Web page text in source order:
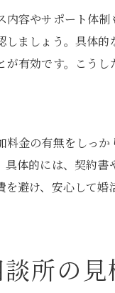
容やサポート体
ましょう。具体
有効です。こう
金の有無をしっ
体的には、契約
避け、安心して婚
所の見